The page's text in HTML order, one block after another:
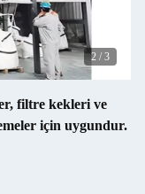
2 / 3
filtre kekleri ve
için uygundur.